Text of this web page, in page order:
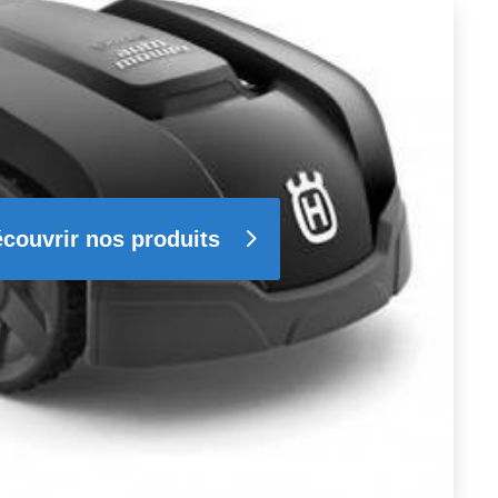
nos produits